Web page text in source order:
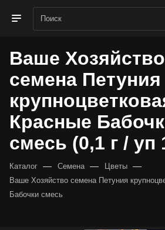
Ваше Хозяйство
семена Петуния
Красные
смесь (0,1 г / уп
Каталог — Семена — Цветы —
Ваше Хозяйство семена Петуния
Бабочки смесь